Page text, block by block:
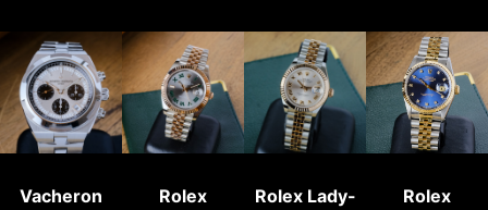
Vacheron
Rolex
Rolex Lady-
Rolex